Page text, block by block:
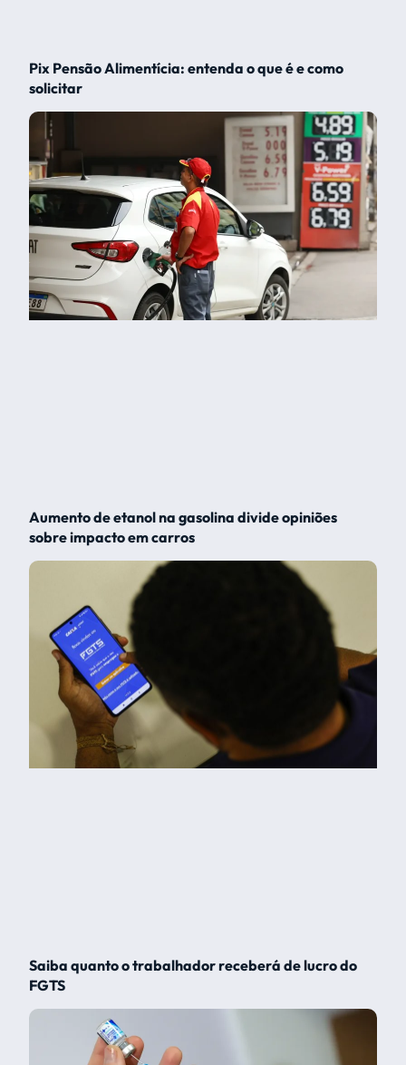
Pix Pensão Alimentícia: entenda o que é e como
solicitar
Aumento de etanol na gasolina divide opiniões
sobre impacto em carros
Saiba quanto o trabalhador receberá de lucro do
FGTS